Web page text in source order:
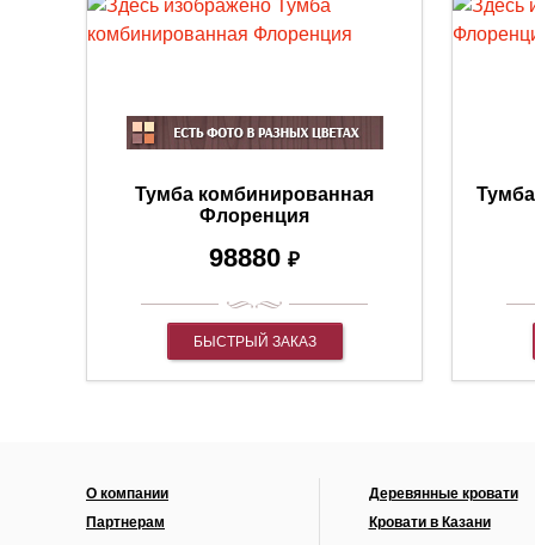
Тумба комбинированная
Флоренция
98880 ₽
БЫСТРЫЙ ЗАКАЗ
О компании
Партнерам
Деревянные кровати
Кровати в Казани